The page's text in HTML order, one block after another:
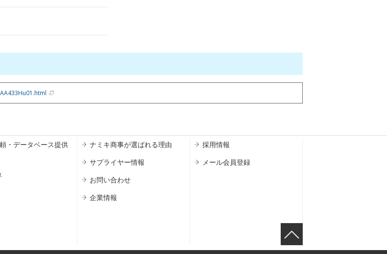
・データベース提供
ナミキ商事が選ばれる理由
サプライヤー情報
お問い合わせ
企業情報
採用情報
メール会員登録